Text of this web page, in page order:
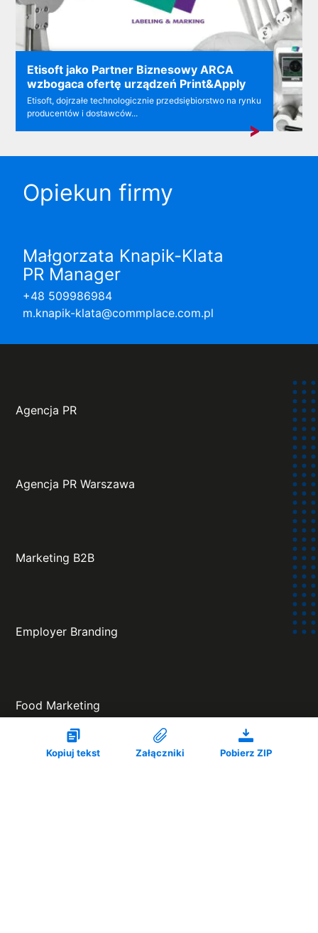
Etisoft jako Partner Biznesowy ARCA
wzbogaca ofertę urządzeń Print&Apply
Etisoft, dojrzałe technologicznie przedsiębiorstwo na rynku
producentów i dostawców...
Opiekun firmy
Małgorzata Knapik-Klata
PR Manager
+48 509986984
m.knapik-klata@commplace.com.pl
Kopiuj tekst Załączniki Pobierz ZIP
Agencja PR
Agencja PR Warszawa
Marketing B2B
Employer Branding
Food Marketing